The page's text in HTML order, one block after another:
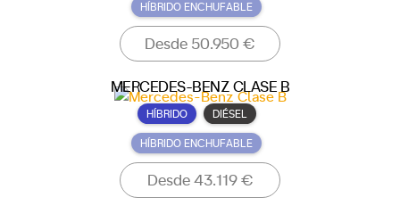
HÍBRIDO ENCHUFABLE
Desde 50.950 €
MERCEDES-BENZ CLASE B
HÍBRIDO DIÉSEL
HÍBRIDO ENCHUFABLE
Desde 43.119 €